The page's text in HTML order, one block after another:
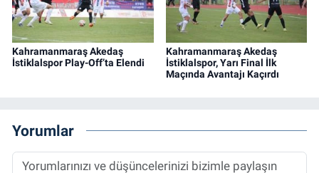
Kahramanmaraş Akedaş
İstiklalspor Play-Off’ta Elendi
Kahramanmaraş Akedaş
İstiklalspor, Yarı Final İlk
Maçında Avantajı Kaçırdı
Yorumlar